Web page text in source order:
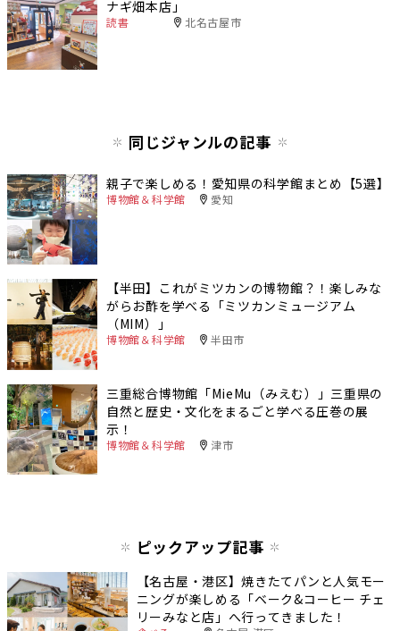
ナギ畑本店」
読書 北名古屋市
同じジャンルの記事
親子で楽しめる！愛知県の科学館まとめ【5選】
博物館＆科学館 愛知
【半田】これがミツカンの博物館？！楽しみな
がらお酢を学べる「ミツカンミュージアム
（MIM）」
博物館＆科学館 半田市
三重総合博物館「MieMu（みえむ）」三重県の
自然と歴史・文化をまるごと学べる圧巻の展
示！
博物館＆科学館 津市
ピックアップ記事
【名古屋・港区】焼きたてパンと人気モー
ニングが楽しめる「ベーク&コーヒー チェ
リーみなと店」へ行ってきました！